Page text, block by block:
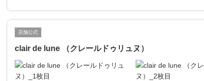
店舗公式
clair de lune （クレールドゥリュヌ）